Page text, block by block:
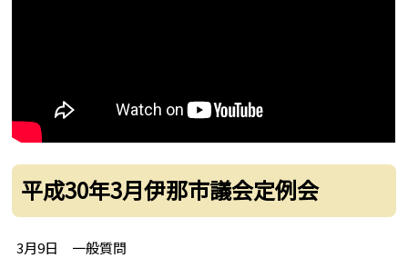
平成30年3月伊那市議会定例会
3月9日 一般質問